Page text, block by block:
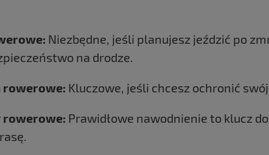
Niezbędne, jeśli planujesz jeździć po
na drodze.
rowerowe: Kluczowe, jeśli chcesz ochronić
rowerowe: Prawidłowe nawodnienie to klucz